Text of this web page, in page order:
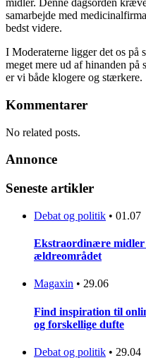
midler. Denne dagsorden
samarbejde med
bedst videre.
I Moderaterne ligger det os på
meget mere ud af hinanden på
er vi både klogere og stærkere.
Kommentarer
No related posts.
Annonce
Seneste artikler
Debat og politik • 01.07
Ekstraordinære midler
ældreområdet
Magaxin • 29.06
Find inspiration til
og forskellige dufte
Debat og politik • 29.04